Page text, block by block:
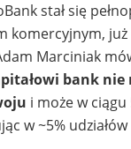
stał się
już
Marciniak
bank nie
i może w
w ~5%